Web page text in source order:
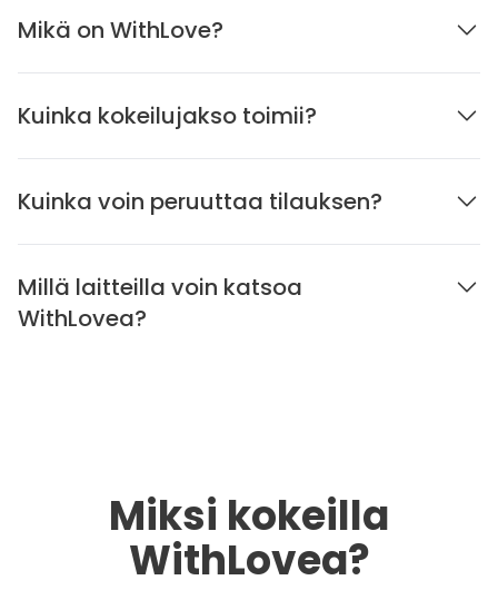
Mikä on WithLove?
Kuinka kokeilujakso toimii?
Kuinka voin peruuttaa tilauksen?
Millä laitteilla voin katsoa
WithLovea?
Miksi kokeilla
WithLovea?